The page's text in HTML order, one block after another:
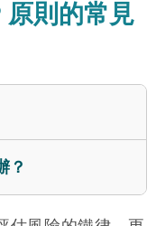
原則的常見
（借款戶）和
？
申貸遭銀行婉